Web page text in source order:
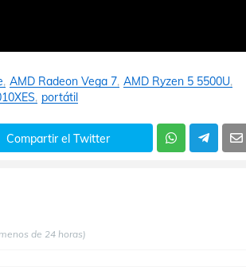
AMD Radeon Vega 7 AMD Ryzen 5 5500U
portátil
Compartir el Twitter
de 24 horas)